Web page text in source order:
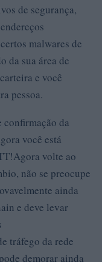
de segurança,
malwares de
da sua área de
e você
pessoa.
confirmação da
você está
volte ao
não se preocupe
ainda
e deve levar
tráfego da rede
demorar ainda